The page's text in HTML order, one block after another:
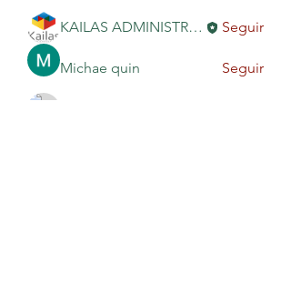
KAILAS ADMINISTRACIÓN Seguir
Michae quin Seguir